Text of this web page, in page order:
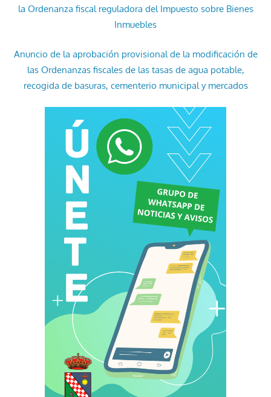
la Ordenanza fiscal reguladora del Impuesto sobre Bienes
Inmuebles
Anuncio de la aprobación provisional de la modificación de
las Ordenanzas fiscales de las tasas de agua potable,
recogida de basuras, cementerio municipal y mercados